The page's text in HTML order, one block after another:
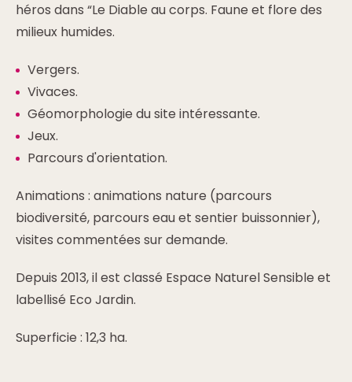
héros dans “Le Diable au corps. Faune et flore des
milieux humides.
Vergers.
Vivaces.
Géomorphologie du site intéressante.
Jeux.
Parcours d'orientation.
Animations : animations nature (parcours
biodiversité, parcours eau et sentier buissonnier),
visites commentées sur demande.
Depuis 2013, il est classé Espace Naturel Sensible et
labellisé Eco Jardin.
Superficie : 12,3 ha.